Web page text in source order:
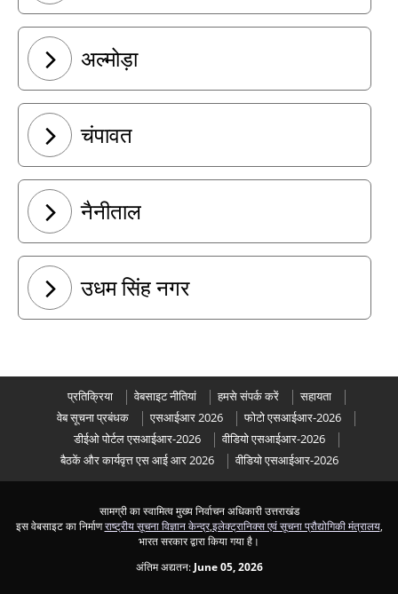
अल्मोड़ा
चंपावत
नैनीताल
उधम सिंह नगर
प्रतिक्रिया वेबसाइट नीतियां हमसे संपर्क करें
सहायता
वेब सूचना प्रबंधक
एसआईआर 2026
फोटो एसआईआर-2026
डीईओ पोर्टल एसआईआर-2026
वीडियो एसआईआर-2026
बैठकें और कार्यवृत्त एस आई आर 2026
वीडियो एसआईआर-2026
सामग्री का स्वामित्व मुख्य निर्वाचन अधिकारी उत्तराखंड
इस वेबसाइट का निर्माणराष्ट्रीय सूचना विज्ञान केन्द्र,इलेक्ट्रानिक्स एवं सूचना प्रौद्योगिकी मंत्रालय,
भारत सरकार द्वारा किया गया है।
अंतिम अद्यतन: June 05, 2026